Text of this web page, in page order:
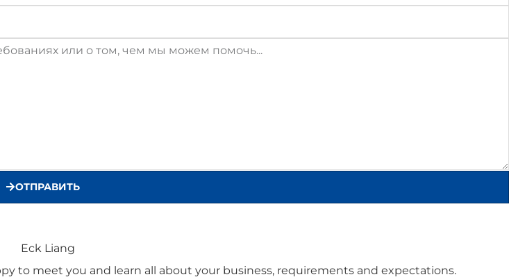
ОТПРАВИТЬ
to meet you and learn all about your business, requirements and expectations.